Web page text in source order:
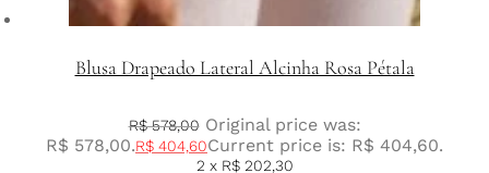
Blusa Drapeado Lateral Alcinha Rosa Pétala
R$578,00 Original price was:
R$ 578,00.R$ 404,60Current price is: R$ 404,60.
2 x R$202,30